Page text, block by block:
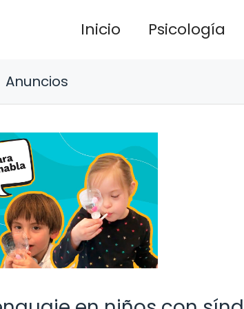
Inicio Psicología
Anuncios